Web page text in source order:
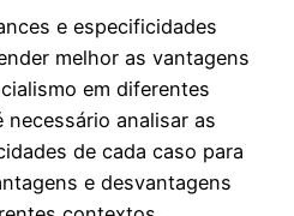
e especificidades
melhor as vantagens
em diferentes
analisar as
de cada caso para
e desvantagens